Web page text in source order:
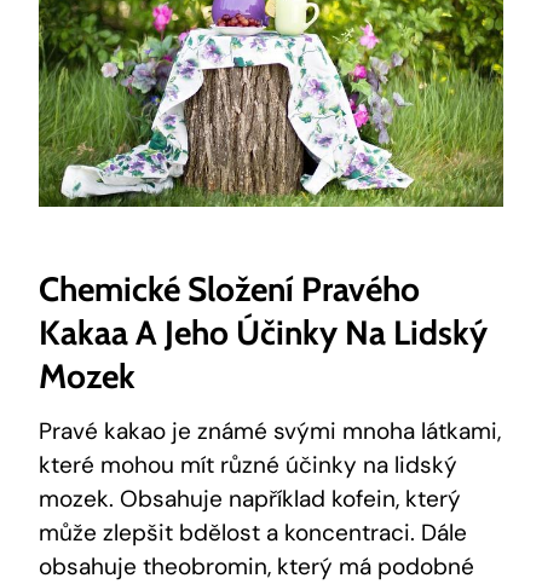
Chemické Složení Pravého
Kakaa A Jeho Účinky Na Lidský
Mozek
Pravé kakao je známé svými mnoha látkami,
které mohou mít různé účinky na lidský
mozek. Obsahuje například kofein, který
může zlepšit bdělost a koncentraci. Dále
obsahuje theobromin, který má podobné